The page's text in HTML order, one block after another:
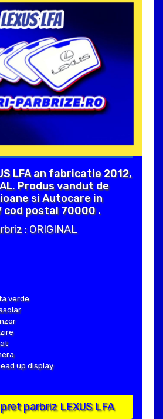
LFA an fabricatie 2012,
Produs vandut de
si Autocare in
cod postal 70000 .
: ORIGINAL
verde
up display
parbriz LEXUS LFA